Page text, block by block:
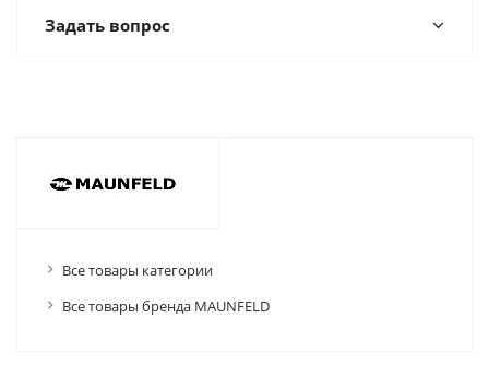
Задать вопрос
Все товары категории
Все товары бренда MAUNFELD